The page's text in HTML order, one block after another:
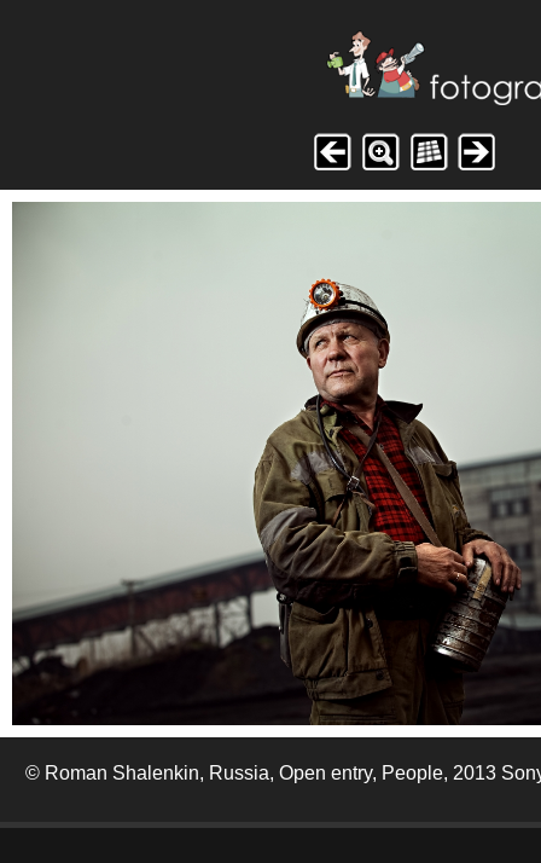
© Roman Shalenkin, Russia, Open entry, People, 2013